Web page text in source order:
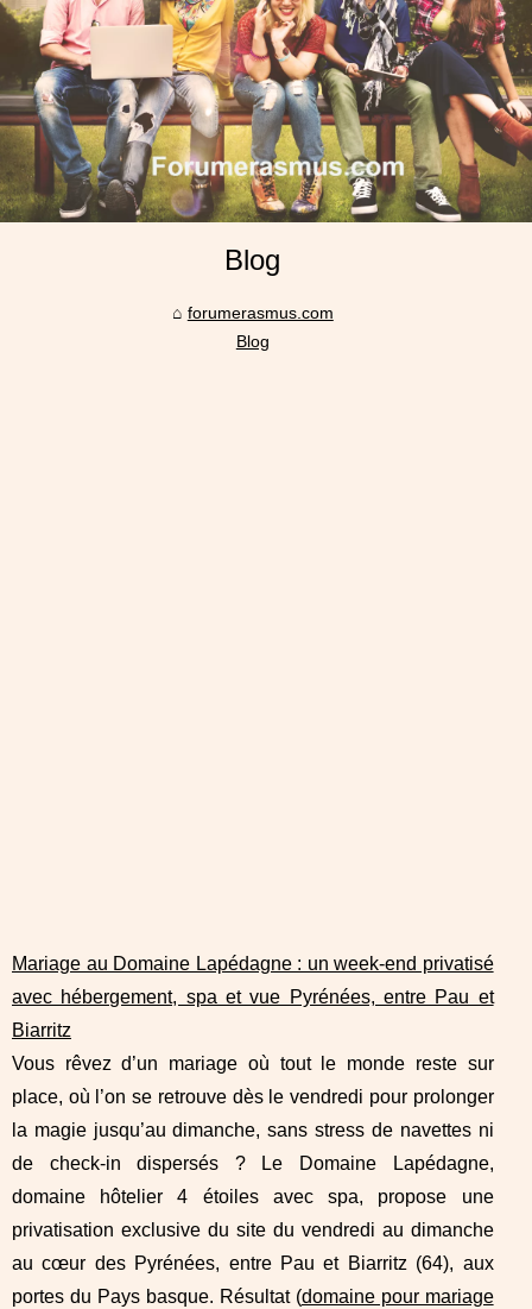
Blog
forumerasmus.com
Blog
Mariage au Domaine Lapédagne : un week-end privatisé
avec hébergement, spa et vue Pyrénées, entre Pau et
Biarritz
Vous rêvez d’un mariage où tout le monde reste sur
place, où l’on se retrouve dès le vendredi pour prolonger
la magie jusqu’au dimanche, sans stress de navettes ni
de check-in dispersés ? Le Domaine Lapédagne,
domaine hôtelier 4 étoiles avec spa, propose une
privatisation exclusive du site du vendredi au dimanche
au cœur des Pyrénées, entre Pau et Biarritz (64), aux
portes du Pays basque. Résultat (domaine pour mariage